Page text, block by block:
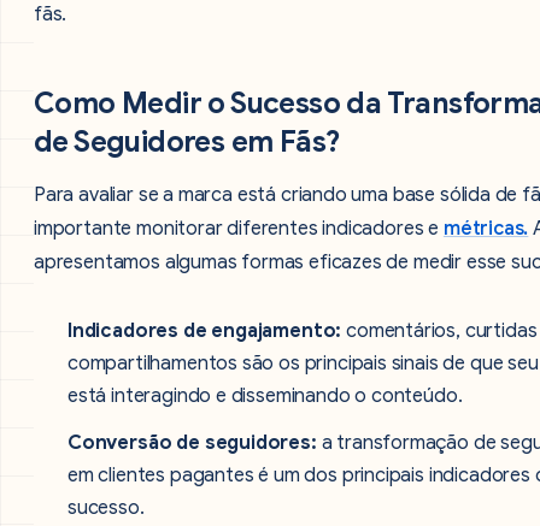
fãs.
Como Medir o Sucesso da
de Seguidores em Fãs?
Para avaliar se a marca está criando uma base sólida de
importante monitorar diferentes indicadores e métricas.
apresentamos algumas formas eficazes de medir esse
Indicadores de engajamento:comentários, curtidas
compartilhamentos são os principais sinais de que
está interagindo e disseminando o conteúdo.
Conversão de seguidores: a transformação de
em clientes pagantes é um dos principais indicadores
sucesso.